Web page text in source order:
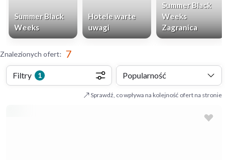
Summer Black
Weeks
Hotele warte
uwagi
Summer Black
Weeks
Zagranica
Znalezionych ofert: 7
Filtry 1 Popularność
Sprawdź, co wpływa na kolejność ofert na stronie